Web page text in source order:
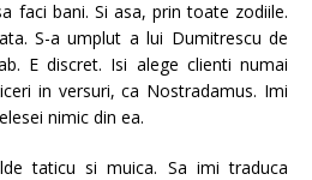
faci bani. Si asa, prin toate zodiile.
S-a umplut a lui Dumitrescu de
E discret. Isi alege clienti numai
in versuri, ca Nostradamus. Imi
nimic din ea.
taticu si muica. Sa imi traduca